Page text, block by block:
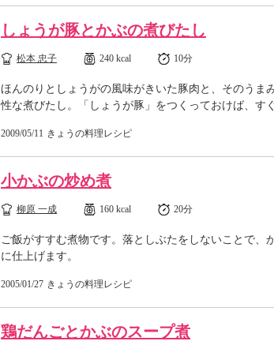
しょうが豚とかぶの煮びたし
松本 忠子 240 kcal 10分
ほんのりとしょうがの風味がきいた豚肉と、そのうま
性な煮びたし。「しょうが豚」をつくっておけば、す
2009/05/11 きょうの料理レシピ
小かぶの炒め煮
柳原 一成 160 kcal 20分
ご飯がすすむ煮物です。落としぶたをしないことで、
に仕上げます。
2005/01/27 きょうの料理レシピ
鶏だんごとかぶのスープ煮